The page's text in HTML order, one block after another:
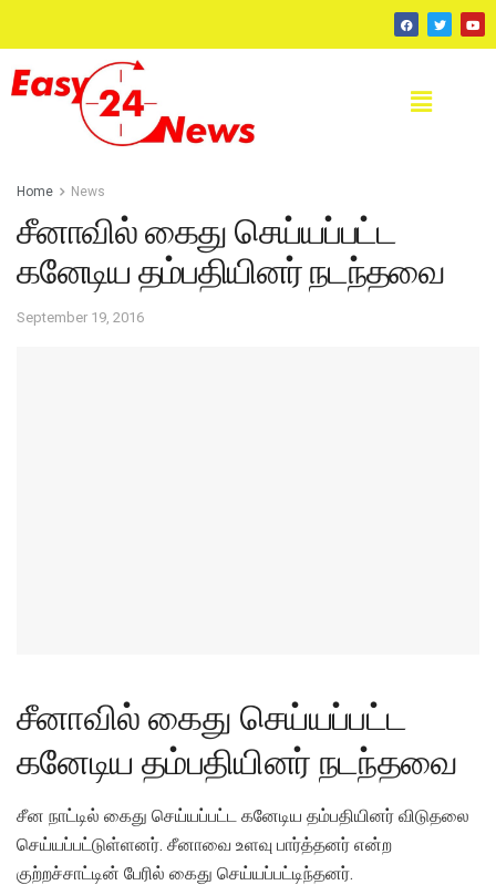
Home News
சீனாவில் கைது செய்யப்பட்ட
கனேடிய தம்பதியினர் நடந்தவை
September 19, 2016
சீனாவில் கைது செய்யப்பட்ட
கனேடிய தம்பதியினர் நடந்தவை
சீன நாட்டில் கைது செய்யப்பட்ட கனேடிய தம்பதியினர் விடுதலை
செய்யப்பட்டுள்ளனர். சீனாவை உளவு பார்த்தனர் என்ற
குற்றச்சாட்டின் பேரில் கைது செய்யப்பட்டிந்தனர்.